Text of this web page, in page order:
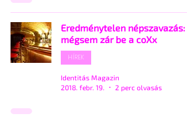
Eredménytelen népszavazás:
mégsem zár be a coXx
HÍREK
Identitás Magazin
2018. febr. 19.
2 perc olvasás